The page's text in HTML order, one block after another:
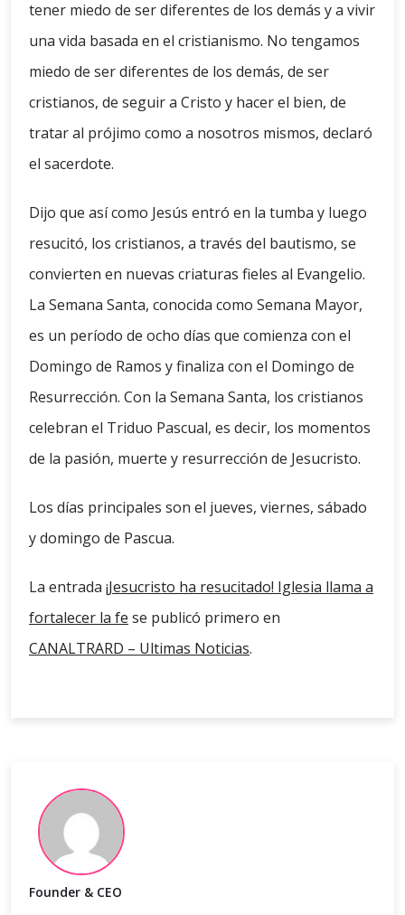
tener miedo de ser diferentes de los demás y a vivir
una vida basada en el cristianismo. No tengamos
miedo de ser diferentes de los demás, de ser
cristianos, de seguir a Cristo y hacer el bien, de
tratar al prójimo como a nosotros mismos, declaró
el sacerdote.
Dijo que así como Jesús entró en la tumba y luego
resucitó, los cristianos, a través del bautismo, se
convierten en nuevas criaturas fieles al Evangelio.
La Semana Santa, conocida como Semana Mayor,
es un período de ocho días que comienza con el
Domingo de Ramos y finaliza con el Domingo de
Resurrección. Con la Semana Santa, los cristianos
celebran el Triduo Pascual, es decir, los momentos
de la pasión, muerte y resurrección de Jesucristo.
Los días principales son el jueves, viernes, sábado
y domingo de Pascua.
La entrada ¡Jesucristo ha resucitado! Iglesia llama a
fortalecer la fe se publicó primero en
CANALTRARD – Ultimas Noticias.
Founder & CEO